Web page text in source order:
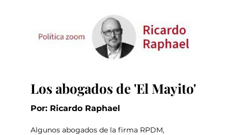
Los abogados de 'El Mayito'
Por: Ricardo Raphael
Algunos abogados de la firma RPDM,